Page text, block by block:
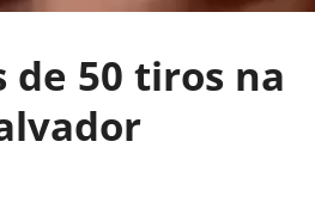
50 tiros na